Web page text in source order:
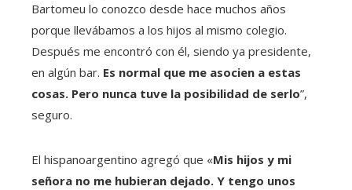
Bartomeu lo conozco desde hace muchos años
porque llevábamos a los hijos al mismo colegio.
Después me encontró con él, siendo ya presidente,
en algún bar. Es normal que me asocien a estas
cosas. Pero nunca tuve la posibilidad de serlo”,
seguro.
El hispanoargentino agregó que «Mis hijos y mi
señora no me hubieran dejado. Y tengo unos